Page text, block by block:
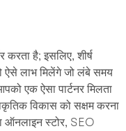
है; इसलिए, शीर्ष
लाभ मिलेंगे जो लंबे समय
एक ऐसा पार्टनर मिलता
विकास को सक्षम करना
ऑनलाइन स्टोर, SEO